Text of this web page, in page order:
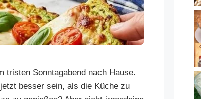
tristen Sonntagabend nach Hause.
besser sein, als die Küche zu